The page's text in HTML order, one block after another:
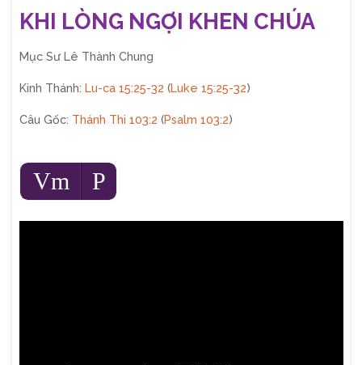
KHI LÒNG NGỢI KHEN CHÚA
Mục Sư Lê Thành Chung
Kinh Thánh: Lu-ca 15:25-32 (Luke 15:25-32)
Câu Gốc: Thánh Thi 103:2 (Psalm 103:2)
Audio
Player
Vm P